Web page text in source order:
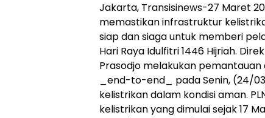
Jakarta, Transisinews-27 Maret
memastikan infrastruktur
siap dan siaga untuk memberi
Hari Raya Idulfitri 1446 Hijriah.
Prasodjo melakukan
_end-to-end_ pada Senin, (24/
kelistrikan dalam kondisi aman.
kelistrikan yang dimulai sejak 17